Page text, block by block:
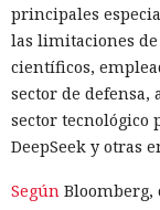
principales
las limitaciones
científicos,
sector de
sector tecnológico
DeepSeek y otras
Según Bloomberg,